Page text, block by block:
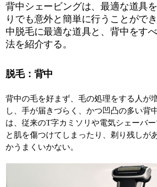
背中シェービングは、最適な道具
りでも意外と簡単に行うことがで
中脱毛に最適な道具と、背中をす
法を紹介する。
脱毛：背中
背中の毛を好まず、毛の処理をする人が
し、手が届きづらく、かつ凹凸の多い背
は、従来のT字カミソリや電気シェーバ
と肌を傷つけてしまったり、剃り残しが
かうまくいかない。